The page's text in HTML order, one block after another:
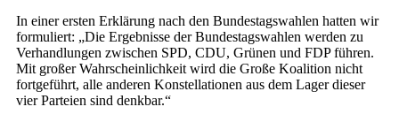
In einer ersten Erklärung nach den Bundestagswahlen hatten wir
formuliert: „Die Ergebnisse der Bundestagswahlen werden zu
Verhandlungen zwischen SPD, CDU, Grünen und FDP führen.
Mit großer Wahrscheinlichkeit wird die Große Koalition nicht
fortgeführt, alle anderen Konstellationen aus dem Lager dieser
vier Parteien sind denkbar.“